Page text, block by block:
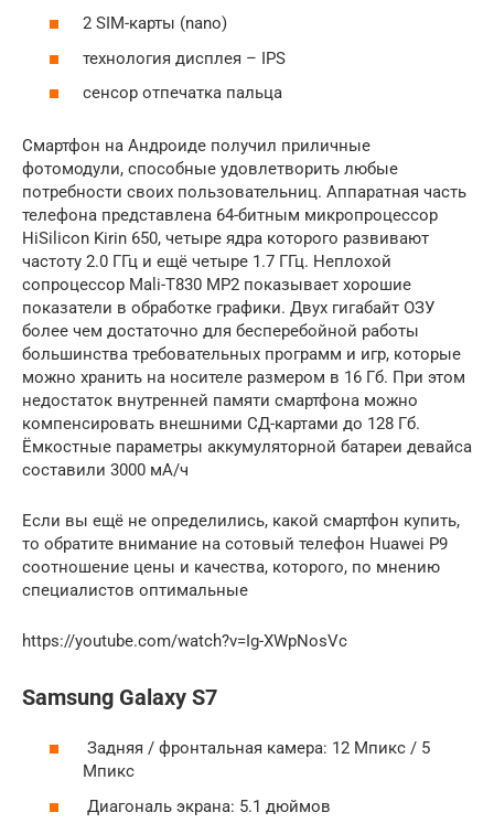
2 SIM-карты (nano)
технология дисплея – IPS
сенсор отпечатка пальца
Смартфон на Андроиде получил приличные
фотомодули, способные удовлетворить любые
потребности своих пользовательниц. Аппаратная часть
телефона представлена 64-битным микропроцессор
HiSilicon Kirin 650, четыре ядра которого развивают
частоту 2.0 ГГц и ещё четыре 1.7 ГГц. Неплохой
сопроцессор Mali-T830 MP2 показывает хорошие
показатели в обработке графики. Двух гигабайт ОЗУ
более чем достаточно для бесперебойной работы
большинства требовательных программ и игр, которые
можно хранить на носителе размером в 16 Гб. При этом
недостаток внутренней памяти смартфона можно
компенсировать внешними СД-картами до 128 Гб.
Ёмкостные параметры аккумуляторной батареи девайса
составили 3000 мА/ч
Если вы ещё не определились, какой смартфон купить,
то обратите внимание на сотовый телефон Huawei P9
соотношение цены и качества, которого, по мнению
специалистов оптимальные
https://youtube.com/watch?v=Ig-XWpNosVc
Samsung Galaxy S7
Задняя / фронтальная камера: 12 Мпикс / 5
Мпикс
Диагональ экрана: 5.1 дюймов